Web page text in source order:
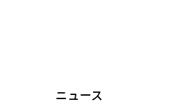
ニュース
カテゴリ